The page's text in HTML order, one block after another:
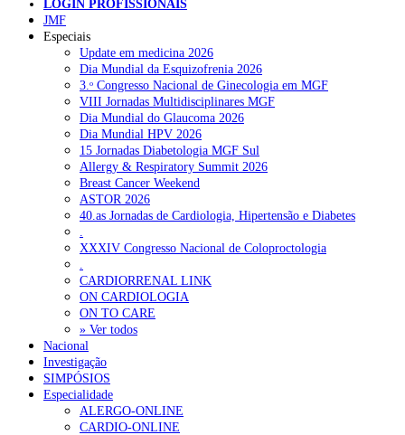
NOTÍCIAS RECENTES
Quase 11.900 jovens recorreram aos cheques psicólogo e
nutricionista no primeiro mês 7 de Agosto, 2026
ULS de Coimbra estreia cirurgia endoscópica do ouvido com
apoio robótico em Portugal 7 de Agosto, 2026
Enfermeiros exigem esclarecimentos sobre eventual gestão
privada da ULS do Algarve 7 de Agosto, 2026
Ordem dos Médicos alerta para riscos no novo sistema de acesso
a consultas e cirurgias
Portugal está a formar os médicos de que precisa?
2026
NOTÍCIAS MAIS LIDAS
Enfermagem Forense. “Da urgência ao tribunal, cada
gesto conta e cada profissional faz a diferença”
203 visualizações
LOGIN PROFISSIONAIS
JMF
Especiais
Update em medicina 2026
Dia Mundial da Esquizofrenia 2026
3.ᵒ Congresso Nacional de Ginecologia em MGF
VIII Jornadas Multidisciplinares MGF
Dia Mundial do Glaucoma 2026
Dia Mundial HPV 2026
15 Jornadas Diabetologia MGF Sul
Allergy & Respiratory Summit 2026
Breast Cancer Weekend
ASTOR 2026
40.as Jornadas de Cardiologia, Hipertensão e Diabetes
.
XXXIV Congresso Nacional de Coloproctologia
.
CARDIORRENAL LINK
ON CARDIOLOGIA
ON TO CARE
» Ver todos
Nacional
Investigação
SIMPÓSIOS
Especialidade
ALERGO-ONLINE
CARDIO-ONLINE